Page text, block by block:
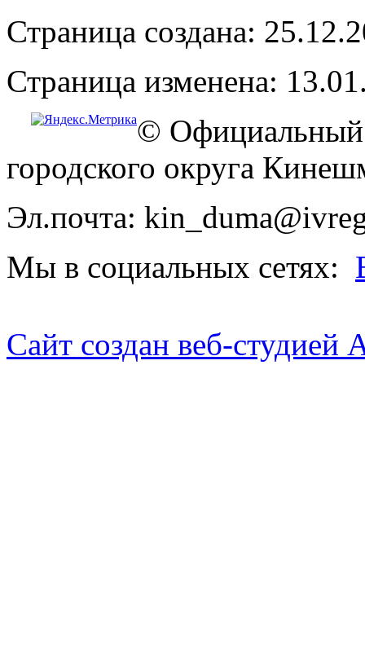
Страница создана:
Страница изменена:
© Официальный
городского округа
Эл.почта:
Мы в социальных сетях:
Сайт создан веб-студией